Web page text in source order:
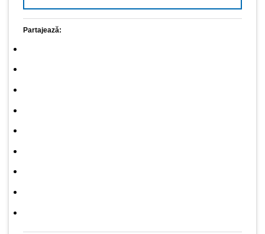
Partajează: